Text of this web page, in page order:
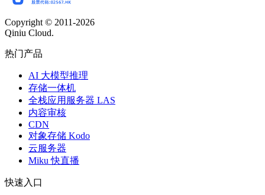
Copyright © 2011-2026
Qiniu Cloud.
热门产品
AI 大模型推理
存储一体机
全栈应用服务器 LAS
内容审核
CDN
对象存储 Kodo
云服务器
Miku 快直播
快速入口